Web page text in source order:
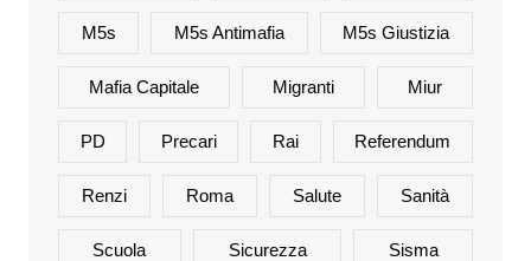
M5s M5s Antimafia M5s Giustizia
Mafia Capitale Migranti Miur
PD Precari Rai Referendum
Renzi Roma Salute Sanità
Scuola Sicurezza Sisma